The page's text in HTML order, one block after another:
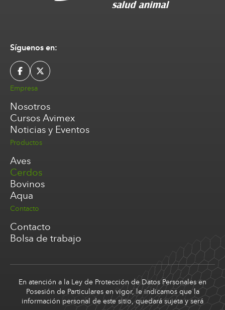
Síguenos en:
Empresa
Nosotros
Cursos Avimex
Noticias y Eventos
Productos
Aves
Cerdos
Bovinos
Aqua
Contacto
Contacto
Bolsa de trabajo
En atención a la Ley de Protección de Datos Personales en
Posesión de Particulares en vigor, le indicamos que la
información personal de este sitio, quedará sujeta y será